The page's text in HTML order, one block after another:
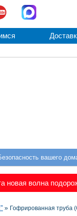
вашего
волна
Гофрированная труба